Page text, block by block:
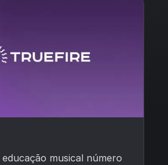
musical número